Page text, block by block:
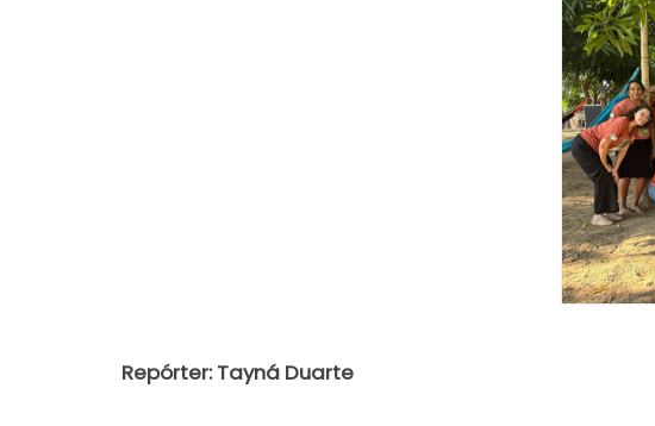
Repórter: Tayná Duarte